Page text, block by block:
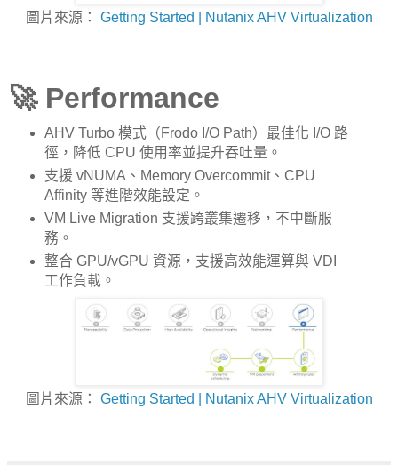
圖片來源： Getting Started | Nutanix AHV Virtualization
🚀 Performance
AHV Turbo 模式（Frodo I/O Path）最佳化 I/O 路
徑，降低 CPU 使用率並提升吞吐量。
支援 vNUMA、Memory Overcommit、CPU
Affinity 等進階效能設定。
VM Live Migration 支援跨叢集遷移，不中斷服
務。
整合 GPU/vGPU 資源，支援高效能運算與 VDI
工作負載。
圖片來源： Getting Started | Nutanix AHV Virtualization